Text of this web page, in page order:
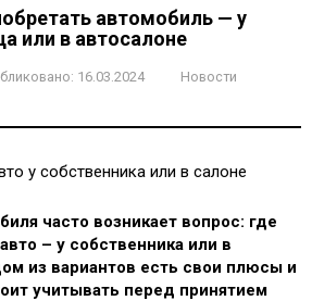
автомобиль — у
или в автосалоне
16.03.2024
Новости
часто возникает вопрос: где
– у собственника или в
из вариантов есть свои плюсы и
учитывать перед принятием